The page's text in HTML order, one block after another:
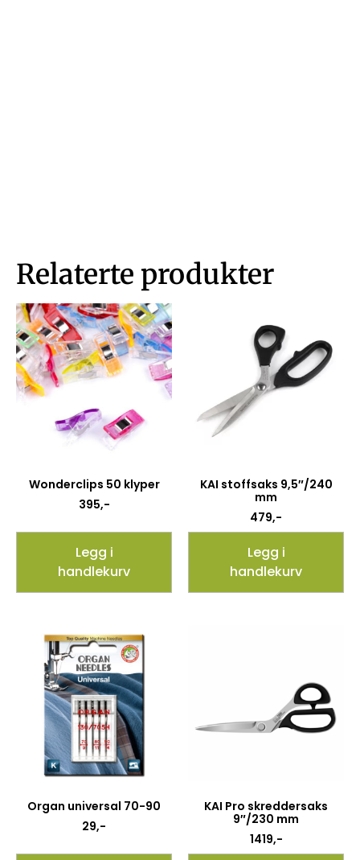
Relaterte produkter
Wonderclips 50 klyper
395,-
Legg i
handlekurv
KAI stoffsaks 9,5″/240
mm
479,-
Legg i
handlekurv
Organ universal 70-90
29,-
KAI Pro skreddersaks
9″/230 mm
1419,-